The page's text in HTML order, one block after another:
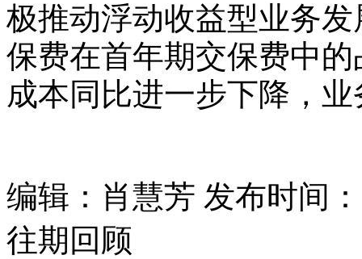
极推动浮动收益型业务
保费在首年期交保费中
成本同比进一步下降，
编辑：肖慧芳 发布时间
往期回顾